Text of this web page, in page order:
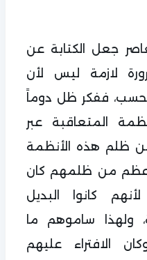
جعل الكتابة عن
لازمة ليس لأن
ففكر ظل دوماً
المتعاقبة عبر
من ظلم هذه الأنظمة
من ظلمهم كان
كانوا البديل
ولهذا ساموهم ما
الافتراء عليهم